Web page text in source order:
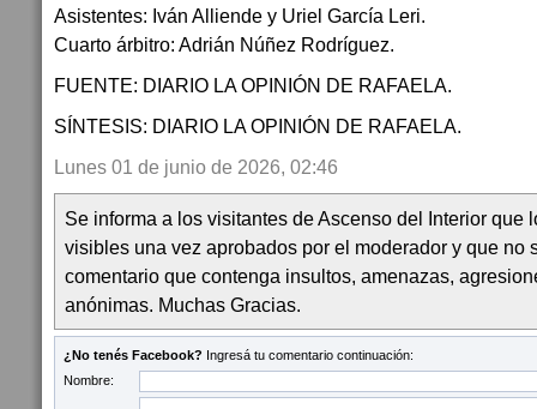
Asistentes: Iván Alliende y Uriel García Leri.
Cuarto árbitro: Adrián Núñez Rodríguez.
FUENTE: DIARIO LA OPINIÓN DE RAFAELA.
SÍNTESIS: DIARIO LA OPINIÓN DE RAFAELA.
Lunes 01 de junio de 2026, 02:46
Se informa a los visitantes de Ascenso del Interior que
visibles una vez aprobados por el moderador y que no
comentario que contenga insultos, amenazas,
anónimas. Muchas Gracias.
¿No tenés Facebook? Ingresá tu comentario continuación:
Nombre: